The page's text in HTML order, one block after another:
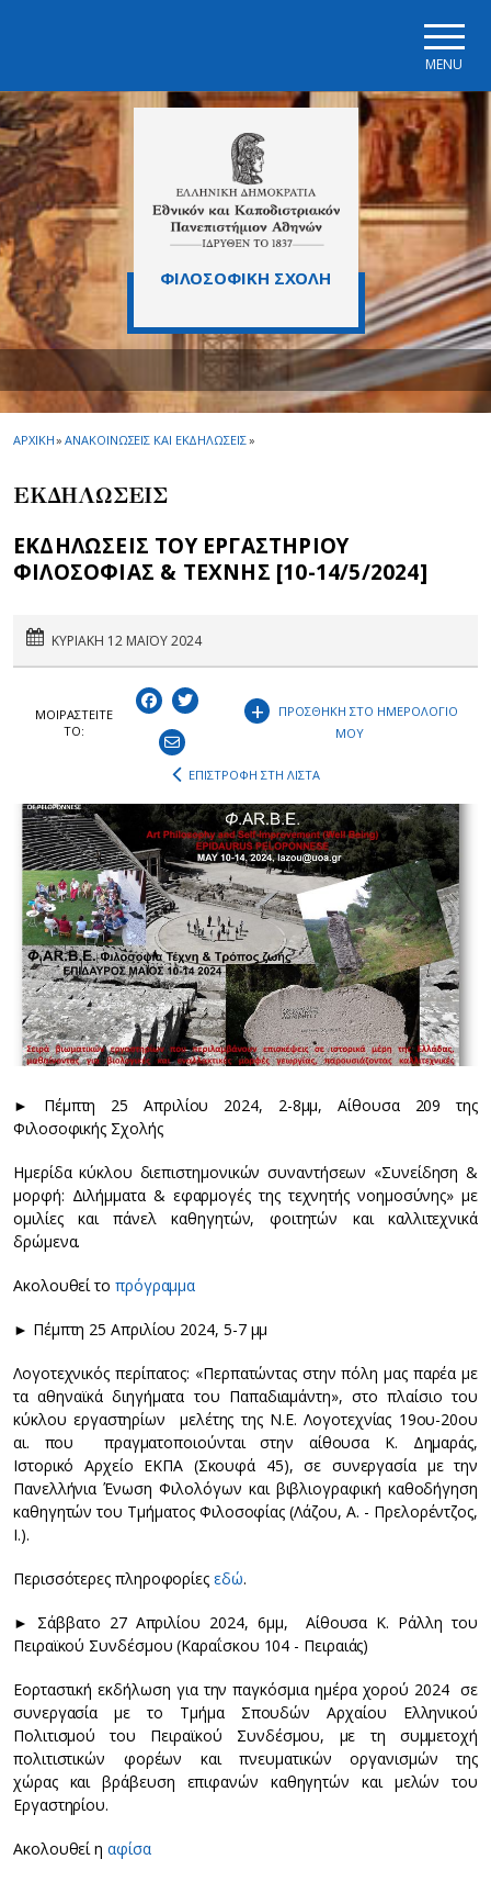
MENU
ΦΙΛΟΣΟΦΙΚΗ ΣΧΟΛΗ
ΑΡΧΙΚΗ» ΑΝΑΚΟΙΝΩΣΕΙΣ ΚΑΙ ΕΚΔΗΛΩΣΕΙΣ»
ΕΚΔΗΛΩΣΕΙΣ
ΕΚΔΗΛΩΣΕΙΣ ΤΟΥ ΕΡΓΑΣΤΗΡΙΟΥ
ΦΙΛΟΣΟΦΙΑΣ & ΤΕΧΝΗΣ [10-14/5/2024]
ΚΥΡΙΑΚΗ 12 ΜΑΪΟΥ 2024
ΜΟΙΡΑΣΤEIΤΕ
ΤΟ:
+
ΠΡΟΣΘΗΚΗ ΣΤΟ ΗΜΕΡΟΛΟΓΙΟ
ΜΟΥ
ΕΠΙΣΤΡΟΦΗ ΣΤΗ ΛΙΣΤΑ
► Πέμπτη 25 Απριλίου 2024, 2-8μμ, Αίθουσα 209 της
Φιλοσοφικής Σχολής
Ημερίδα κύκλου διεπιστημονικών συναντήσεων «Συνείδηση &
μορφή: Διλήμματα & εφαρμογές της τεχνητής νοημοσύνης» με
ομιλίες και πάνελ καθηγητών, φοιτητών και καλλιτεχνικά
δρώμενα.
Ακολουθεί το πρόγραμμα
► Πέμπτη 25 Απριλίου 2024, 5-7 μμ
Λογοτεχνικός περίπατος: «Περπατώντας στην πόλη μας παρέα με
τα αθηναϊκά διηγήματα του Παπαδιαμάντη», στο πλαίσιο του
κύκλου εργαστηρίων μελέτης της Ν.Ε. Λογοτεχνίας 19ου-20ου
αι. που πραγματοποιούνται στην αίθουσα Κ. Δημαράς,
Ιστορικό Αρχείο ΕΚΠΑ (Σκουφά 45), σε συνεργασία με την
Πανελλήνια Ένωση Φιλολόγων και βιβλιογραφική καθοδήγηση
καθηγητών του Τμήματος Φιλοσοφίας (Λάζου, Α. - Πρελορέντζος,
Ι.).
Περισσότερες πληροφορίες εδώ.
► Σάββατο 27 Απριλίου 2024, 6μμ, Αίθουσα Κ. Ράλλη του
Πειραϊκού Συνδέσμου (Καραΐσκου 104 - Πειραιάς)
Εορταστική εκδήλωση για την παγκόσμια ημέρα χορού 2024 σε
συνεργασία με το Τμήμα Σπουδών Αρχαίου Ελληνικού
Πολιτισμού του Πειραϊκού Συνδέσμου, με τη συμμετοχή
πολιτιστικών φορέων και πνευματικών οργανισμών της
χώρας και βράβευση επιφανών καθηγητών και μελών του
Εργαστηρίου.
Ακολουθεί ηαφίσα